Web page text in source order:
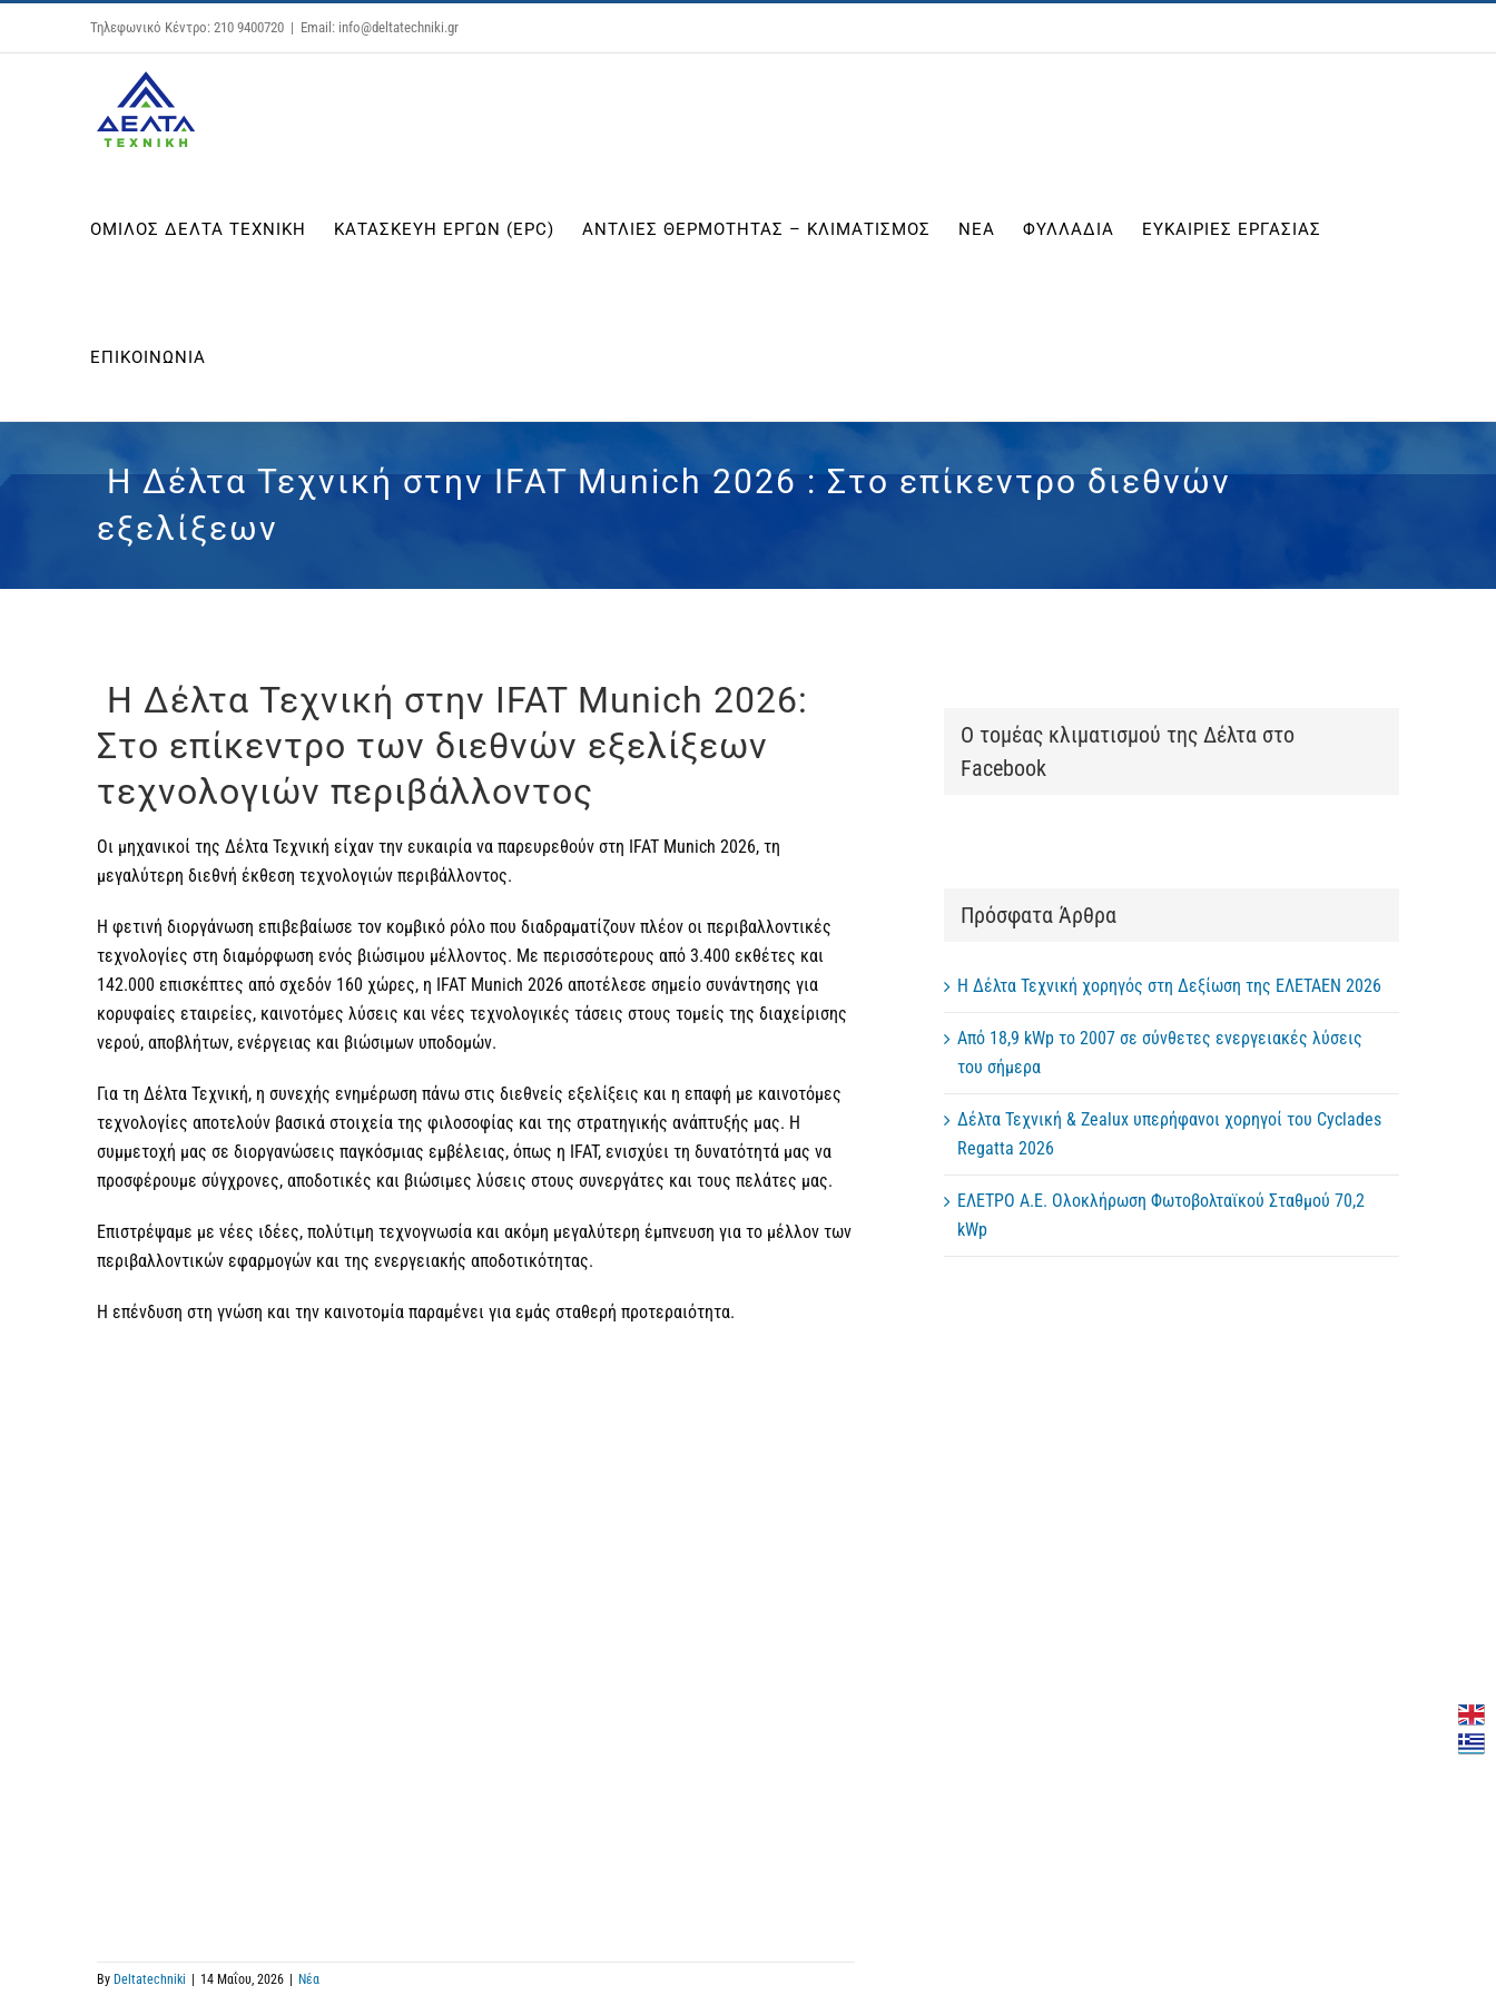
Τηλεφωνικό Κέντρο: 210 9400720 | Email: info@deltatechniki.gr
ΟΜΙΛΟΣ ΔΕΛΤΑ ΤΕΧΝΙΚΗ ΚΑΤΑΣΚΕΥΗ ΕΡΓΩΝ (EPC) ΑΝΤΛΙΕΣ ΘΕΡΜΟΤΗΤΑΣ – ΚΛΙΜΑΤΙΣΜΟΣ ΝΕΑ ΦΥΛΛΑΔΙΑ ΕΥΚΑΙΡΙΕΣ ΕΡΓΑΣΙΑΣ
ΕΠΙΚΟΙΝΩΝΙΑ
Η Δέλτα Τεχνική στην IFAT Munich 2026 : Στο επίκεντρο διεθνών
εξελίξεων
Η Δέλτα Τεχνική στην IFAT Munich 2026:
Στο επίκεντρο των διεθνών εξελίξεων
τεχνολογιών περιβάλλοντος
Οι μηχανικοί της Δέλτα Τεχνική είχαν την ευκαιρία να παρευρεθούν στη IFAT Munich 2026, τη
μεγαλύτερη διεθνή έκθεση τεχνολογιών περιβάλλοντος.
Η φετινή διοργάνωση επιβεβαίωσε τον κομβικό ρόλο που διαδραματίζουν πλέον οι περιβαλλοντικές
τεχνολογίες στη διαμόρφωση ενός βιώσιμου μέλλοντος. Με περισσότερους από 3.400 εκθέτες και
142.000 επισκέπτες από σχεδόν 160 χώρες, η IFAT Munich 2026 αποτέλεσε σημείο συνάντησης για
κορυφαίες εταιρείες, καινοτόμες λύσεις και νέες τεχνολογικές τάσεις στους τομείς της διαχείρισης
νερού, αποβλήτων, ενέργειας και βιώσιμων υποδομών.
Για τη Δέλτα Τεχνική, η συνεχής ενημέρωση πάνω στις διεθνείς εξελίξεις και η επαφή με καινοτόμες
τεχνολογίες αποτελούν βασικά στοιχεία της φιλοσοφίας και της στρατηγικής ανάπτυξής μας. Η
συμμετοχή μας σε διοργανώσεις παγκόσμιας εμβέλειας, όπως η IFAT, ενισχύει τη δυνατότητά μας να
προσφέρουμε σύγχρονες, αποδοτικές και βιώσιμες λύσεις στους συνεργάτες και τους πελάτες μας.
Επιστρέψαμε με νέες ιδέες, πολύτιμη τεχνογνωσία και ακόμη μεγαλύτερη έμπνευση για το μέλλον των
περιβαλλοντικών εφαρμογών και της ενεργειακής αποδοτικότητας.
Η επένδυση στη γνώση και την καινοτομία παραμένει για εμάς σταθερή προτεραιότητα.
By Deltatechniki 14 Μαΐου, 2026 Νέα
Ο τομέας κλιματισμού της Δέλτα στο
Facebook
Πρόσφατα Άρθρα
Η Δέλτα Τεχνική χορηγός στη Δεξίωση της ΕΛΕΤΑΕΝ 2026
Από 18,9 kWp το 2007 σε σύνθετες ενεργειακές λύσεις
του σήμερα
Δέλτα Τεχνική & Zealux υπερήφανοι χορηγοί του Cyclades
Regatta 2026
ΕΛΕΤΡΟ Α.Ε. Ολοκλήρωση Φωτοβολταϊκού Σταθμού 70,2
kWp